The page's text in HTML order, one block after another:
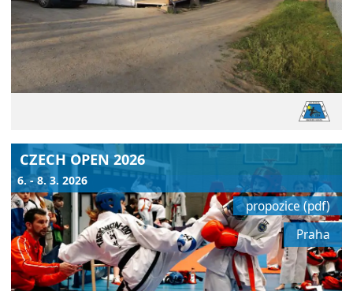
CZECH OPEN 2026
6. - 8. 3. 2026
propozice (pdf)
Praha